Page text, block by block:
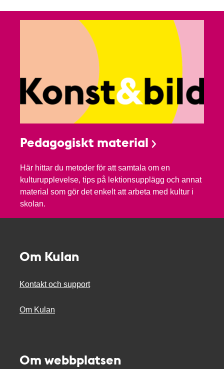
Pedagogiskt material
Här hittar du metoder för att samtala om en
kulturupplevelse, tips på lektionsupplägg och annat
material som gör det enkelt att arbeta med kultur i
skolan.
Om Kulan
Kontakt och support
Om Kulan
Om webbplatsen